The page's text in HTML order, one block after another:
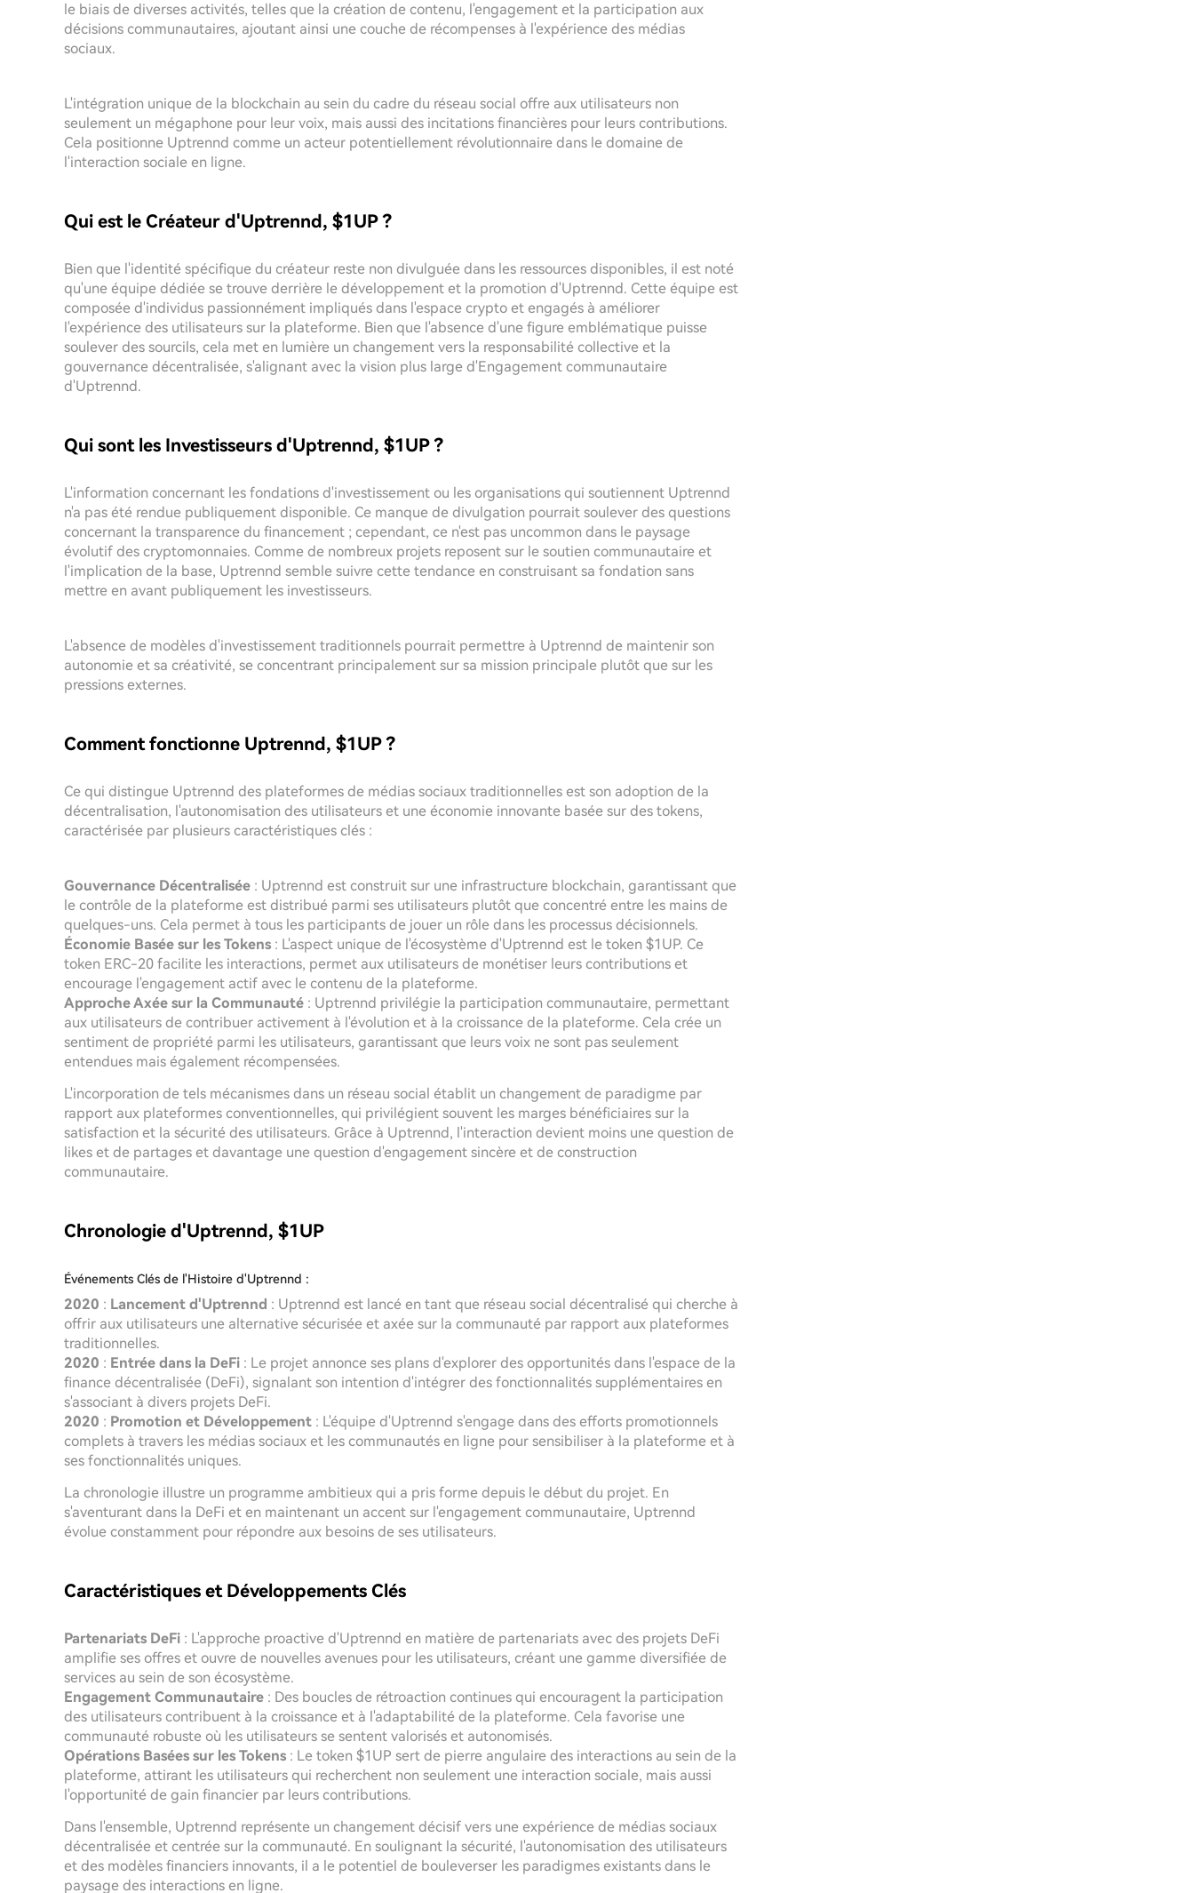
le biais de diverses activités, telles que la création de contenu, l'engagement et la participation aux
décisions communautaires, ajoutant ainsi une couche de récompenses à l'expérience des médias
sociaux.
L'intégration unique de la blockchain au sein du cadre du réseau social offre aux utilisateurs non
seulement un mégaphone pour leur voix, mais aussi des incitations financières pour leurs contributions.
Cela positionne Uptrennd comme un acteur potentiellement révolutionnaire dans le domaine de
l'interaction sociale en ligne.
Qui est le Créateur d'Uptrennd, $1UP ?
Bien que l'identité spécifique du créateur reste non divulguée dans les ressources disponibles, il est noté
qu'une équipe dédiée se trouve derrière le développement et la promotion d'Uptrennd. Cette équipe est
composée d'individus passionnément impliqués dans l'espace crypto et engagés à améliorer
l'expérience des utilisateurs sur la plateforme. Bien que l'absence d'une figure emblématique puisse
soulever des sourcils, cela met en lumière un changement vers la responsabilité collective et la
gouvernance décentralisée, s'alignant avec la vision plus large d'Engagement communautaire
d'Uptrennd.
Qui sont les Investisseurs d'Uptrennd, $1UP ?
L'information concernant les fondations d'investissement ou les organisations qui soutiennent Uptrennd
n'a pas été rendue publiquement disponible. Ce manque de divulgation pourrait soulever des questions
concernant la transparence du financement ; cependant, ce n'est pas uncommon dans le paysage
évolutif des cryptomonnaies. Comme de nombreux projets reposent sur le soutien communautaire et
l'implication de la base, Uptrennd semble suivre cette tendance en construisant sa fondation sans
mettre en avant publiquement les investisseurs.
L'absence de modèles d'investissement traditionnels pourrait permettre à Uptrennd de maintenir son
autonomie et sa créativité, se concentrant principalement sur sa mission principale plutôt que sur les
pressions externes.
Comment fonctionne Uptrennd, $1UP ?
Ce qui distingue Uptrennd des plateformes de médias sociaux traditionnelles est son adoption de la
décentralisation, l'autonomisation des utilisateurs et une économie innovante basée sur des tokens,
caractérisée par plusieurs caractéristiques clés :
Gouvernance Décentralisée : Uptrennd est construit sur une infrastructure blockchain, garantissant que
le contrôle de la plateforme est distribué parmi ses utilisateurs plutôt que concentré entre les mains de
quelques-uns. Cela permet à tous les participants de jouer un rôle dans les processus décisionnels.
Économie Basée sur les Tokens : L'aspect unique de l'écosystème d'Uptrennd est le token $1UP. Ce
token ERC-20 facilite les interactions, permet aux utilisateurs de monétiser leurs contributions et
encourage l'engagement actif avec le contenu de la plateforme.
Approche Axée sur la Communauté : Uptrennd privilégie la participation communautaire, permettant
aux utilisateurs de contribuer activement à l'évolution et à la croissance de la plateforme. Cela crée un
sentiment de propriété parmi les utilisateurs, garantissant que leurs voix ne sont pas seulement
entendues mais également récompensées.
L'incorporation de tels mécanismes dans un réseau social établit un changement de paradigme par
rapport aux plateformes conventionnelles, qui privilégient souvent les marges bénéficiaires sur la
satisfaction et la sécurité des utilisateurs. Grâce à Uptrennd, l'interaction devient moins une question de
likes et de partages et davantage une question d'engagement sincère et de construction
communautaire.
Chronologie d'Uptrennd, $1UP
Événements Clés de l'Histoire d'Uptrennd :
2020 : Lancement d'Uptrennd : Uptrennd est lancé en tant que réseau social décentralisé qui cherche à
offrir aux utilisateurs une alternative sécurisée et axée sur la communauté par rapport aux plateformes
traditionnelles.
2020 : Entrée dans la DeFi : Le projet annonce ses plans d'explorer des opportunités dans l'espace de la
finance décentralisée (DeFi), signalant son intention d'intégrer des fonctionnalités supplémentaires en
s'associant à divers projets DeFi.
2020 : Promotion et Développement : L'équipe d'Uptrennd s'engage dans des efforts promotionnels
complets à travers les médias sociaux et les communautés en ligne pour sensibiliser à la plateforme et à
ses fonctionnalités uniques.
La chronologie illustre un programme ambitieux qui a pris forme depuis le début du projet. En
s'aventurant dans la DeFi et en maintenant un accent sur l'engagement communautaire, Uptrennd
évolue constamment pour répondre aux besoins de ses utilisateurs.
Caractéristiques et Développements Clés
Partenariats DeFi : L'approche proactive d'Uptrennd en matière de partenariats avec des projets DeFi
amplifie ses offres et ouvre de nouvelles avenues pour les utilisateurs, créant une gamme diversifiée de
services au sein de son écosystème.
Engagement Communautaire : Des boucles de rétroaction continues qui encouragent la participation
des utilisateurs contribuent à la croissance et à l'adaptabilité de la plateforme. Cela favorise une
communauté robuste où les utilisateurs se sentent valorisés et autonomisés.
Opérations Basées sur les Tokens : Le token $1UP sert de pierre angulaire des interactions au sein de la
plateforme, attirant les utilisateurs qui recherchent non seulement une interaction sociale, mais aussi
l'opportunité de gain financier par leurs contributions.
Dans l'ensemble, Uptrennd représente un changement décisif vers une expérience de médias sociaux
décentralisée et centrée sur la communauté. En soulignant la sécurité, l'autonomisation des utilisateurs
et des modèles financiers innovants, il a le potentiel de bouleverser les paradigmes existants dans le
paysage des interactions en ligne.